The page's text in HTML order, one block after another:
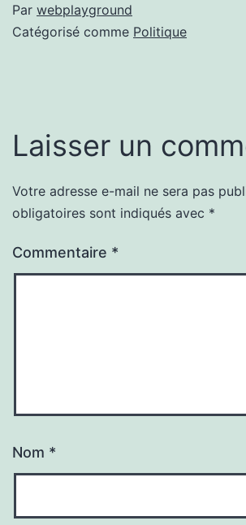
Par webplayground
Catégorisé comme Politique
Laisser un
Votre adresse e-mail ne sera pas
obligatoires sont indiqués avec *
Commentaire *
Nom *